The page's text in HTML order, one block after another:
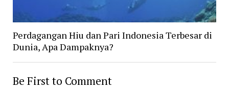
Perdagangan Hiu dan Pari Indonesia Terbesar di
Dunia, Apa Dampaknya?
Be First to Comment